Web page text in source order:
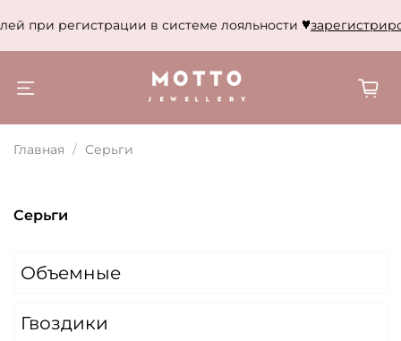
в системе лояльности зарегистрироваться
Главная Серьги
Серьги
Объемные
Гвоздики